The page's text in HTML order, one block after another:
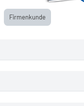
Firmenkunde